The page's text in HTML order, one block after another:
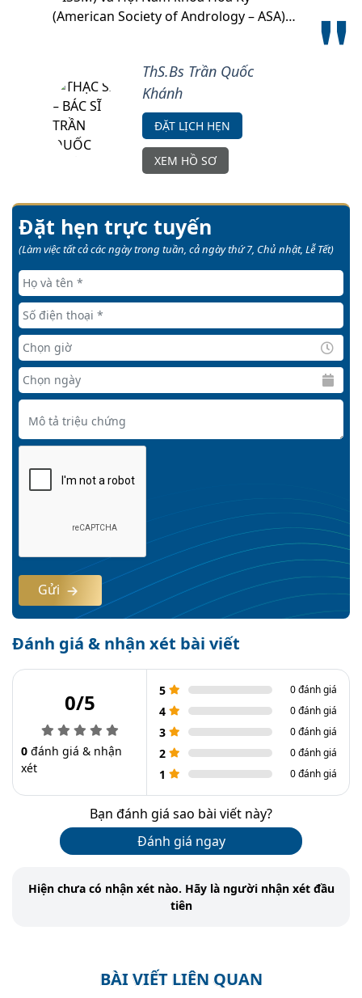
(American Society of Andrology – ASA)…
ThS.Bs Trần Quốc
Khánh
ĐẶT LỊCH HẸN
XEM HỒ SƠ
Đặt hẹn trực tuyến
(Làm việc tất cả các ngày trong tuần, cả ngày thứ 7, Chủ nhật, Lễ Tết)
Gửi
Đánh giá & nhận xét bài viết
0/5
0 đánh giá & nhận
xét
5 0 đánh giá
4 0 đánh giá
3 0 đánh giá
2 0 đánh giá
1 0 đánh giá
Bạn đánh giá sao bài viết này?
Đánh giá ngay
Hiện chưa có nhận xét nào. Hãy là người nhận xét đầu
tiên
BÀI VIẾT LIÊN QUAN